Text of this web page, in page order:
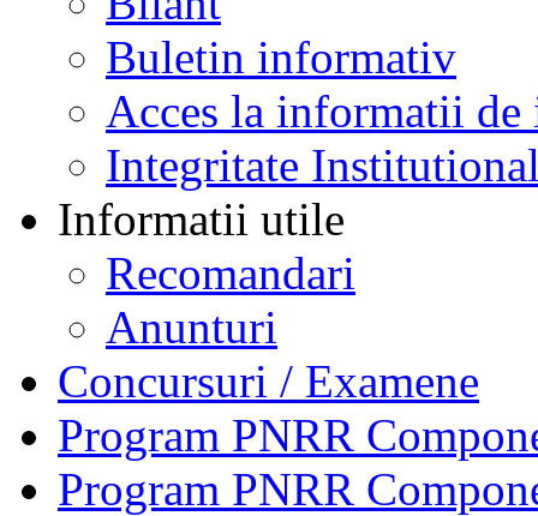
Buletin informativ
Acces la informatii de
Integritate
Informatii utile
Recomandari
Anunturi
Concursuri / Examene
Program PNRR
Program PNRR